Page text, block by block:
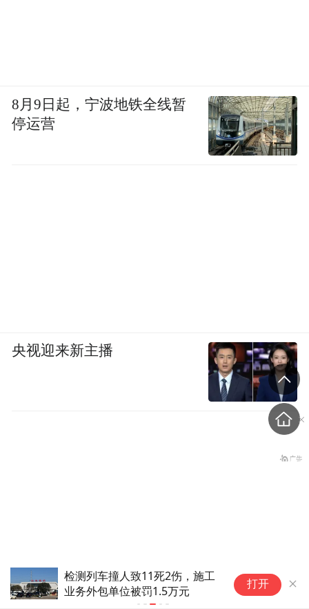
检测列车撞人致11死2伤，施工
业务外包单位被罚1.5万元
打开
8月9日起，宁波地铁全线暂
停运营
央视迎来新主播
被中方反制的7家美国实体有